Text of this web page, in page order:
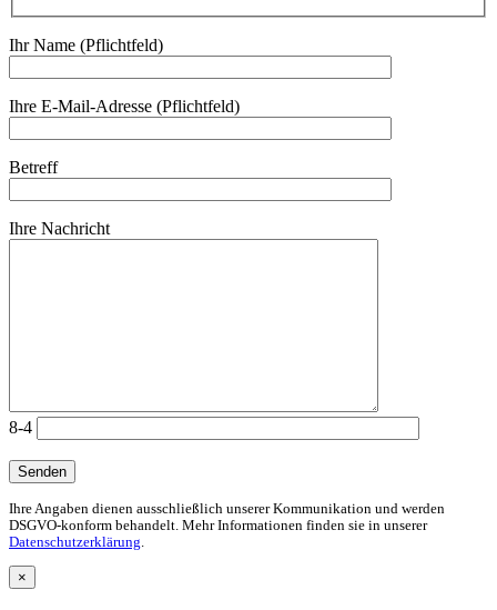
Ihr Name (Pflichtfeld)
Ihre E-Mail-Adresse (Pflichtfeld)
Betreff
Ihre Nachricht
8-4
Ihre Angaben dienen ausschließlich unserer Kommunikation und werden
DSGVO-konform behandelt. Mehr Informationen finden sie in unserer
Datenschutzerklärung.
×